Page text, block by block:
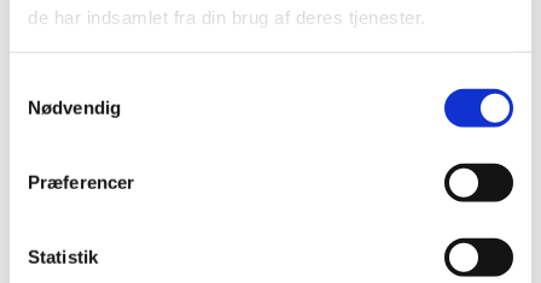
de har indsamlet fra din brug af deres tjenester.
Nødvendig
Præferencer
Statistik
Sikkerhedsmeddelelse om Syramed μSP6000 og Volumed